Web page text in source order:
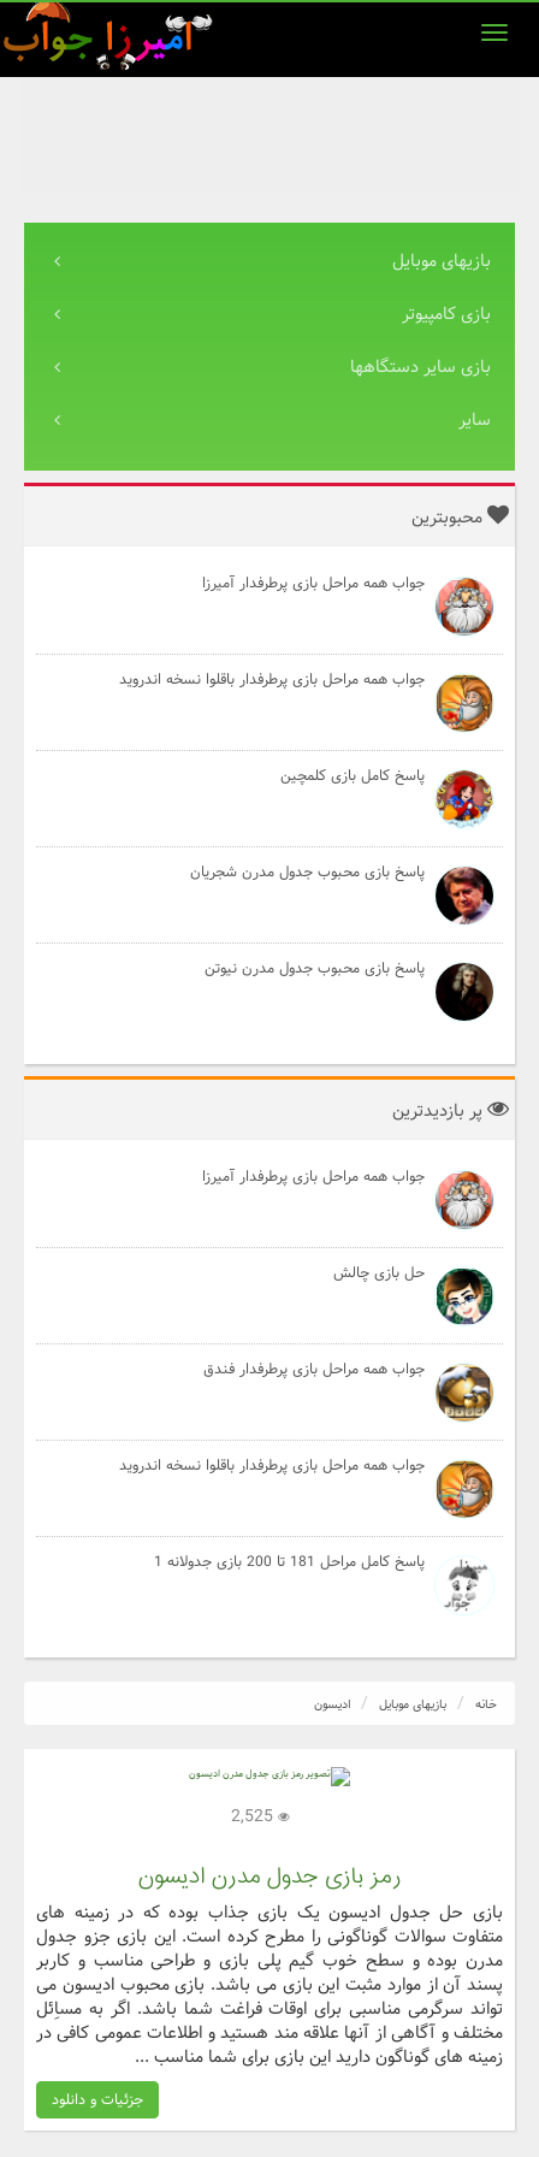
بازیهای موبایل
بازی کامپیوتر
بازی سایر دستگاهها
سایر
محبوبترین
جواب همه مراحل بازی پرطرفدار آمیرزا
جواب همه مراحل بازی پرطرفدار باقلوا نسخه اندروید
پاسخ کامل بازی کلمچین
پاسخ بازی محبوب جدول مدرن شجریان
پاسخ بازی محبوب جدول مدرن نیوتن
پر بازدیدترین
جواب همه مراحل بازی پرطرفدار آمیرزا
حل بازی چالش
جواب همه مراحل بازی پرطرفدار فندق
جواب همه مراحل بازی پرطرفدار باقلوا نسخه اندروید
پاسخ کامل مراحل 181 تا 200 بازی جدولانه 1
خانه بازیهای موبایل ادیسون
رمز بازی جدول مدرن ادیسون
بازی حل جدول ادیسون یک بازی جذاب بوده که در زمینه های
متفاوت سوالات گوناگونی را مطرح کرده است. این بازی جزو جدول
مدرن بوده و سطح خوب گیم پلی بازی و طراحی مناسب و کاربر
پسند آن از موارد مثبت این بازی می باشد. بازی محبوب ادیسون می
تواند سرگرمی مناسبی برای اوقات فراغت شما باشد. اگر به مساِئل
مختلف و آگاهی از آنها علاقه مند هستید و اطلاعات عمومی کافی در
زمینه های گوناگون دارید این بازی برای شما مناسب ...
جزئیات و دانلود